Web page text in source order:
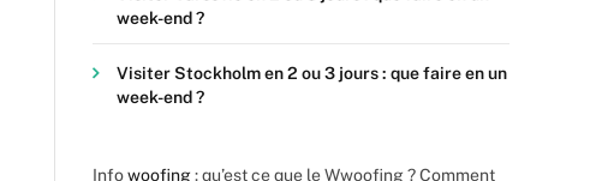
week-end ?
Visiter Stockholm en 2 ou 3 jours : que faire en un
week-end ?
Infowoofing: qu’est ce que le Wwoofing ? Comment